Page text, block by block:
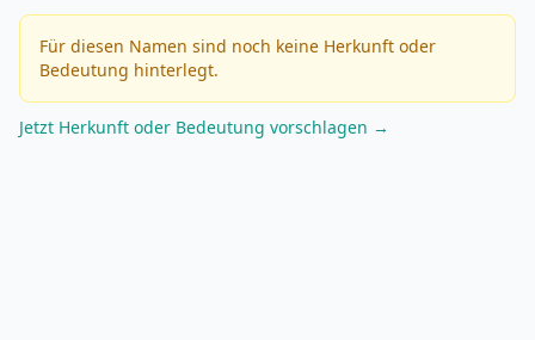
Für diesen Namen sind noch keine Herkunft oder
Bedeutung hinterlegt.
Jetzt Herkunft oder Bedeutung vorschlagen →